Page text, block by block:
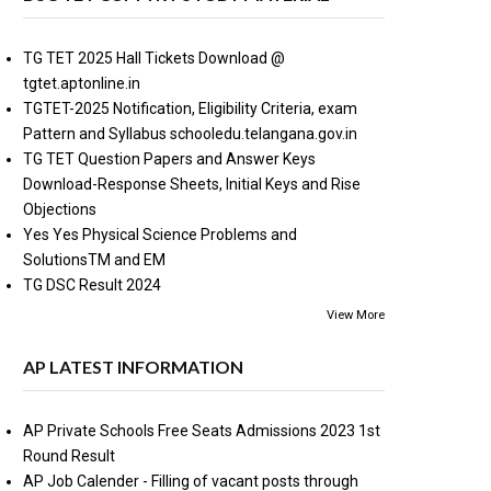
TG TET 2025 Hall Tickets Download @
tgtet.aptonline.in
TGTET-2025 Notification, Eligibility Criteria, exam
Pattern and Syllabus schooledu.telangana.gov.in
TG TET Question Papers and Answer Keys
Download-Response Sheets, Initial Keys and Rise
Objections
Yes Yes Physical Science Problems and
SolutionsTM and EM
TG DSC Result 2024
View More
AP LATEST INFORMATION
AP Private Schools Free Seats Admissions 2023 1st
Round Result
AP Job Calender - Filling of vacant posts through